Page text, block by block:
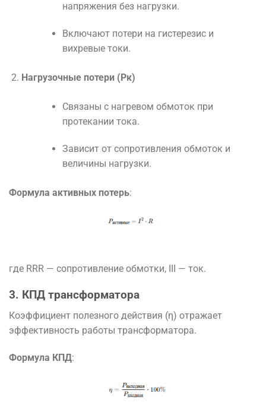
напряжения без нагрузки.
Включают потери на гистерезис и
вихревые токи.
Нагрузочные потери (Pк)
Связаны с нагревом обмоток при
протекании тока.
Зависит от сопротивления обмоток и
величины нагрузки.
Формула активных потерь:
где RRR — сопротивление обмотки, III — ток.
3. КПД трансформатора
Коэффициент полезного действия (η) отражает
эффективность работы трансформатора.
Формула КПД: